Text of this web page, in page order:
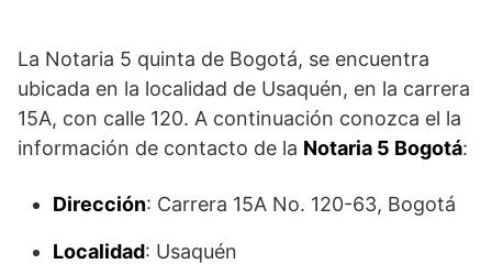
La Notaria 5 quinta de Bogotá, se encuentra
ubicada en la localidad de Usaquén, en la carrera
15A, con calle 120. A continuación conozca el la
información de contacto de la Notaria 5 Bogotá:
Dirección: Carrera 15A No. 120-63, Bogotá
Localidad: Usaquén